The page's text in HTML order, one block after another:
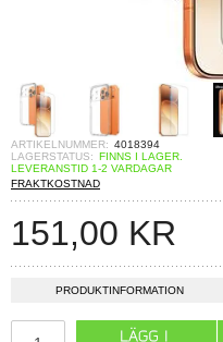
ARTIKELNUMMER: 4018394
LAGERSTATUS: FINNS I LAGER.
LEVERANSTID 1-2 VARDAGAR
FRAKTKOSTNAD
151,00 KR
PRODUKTINFORMATION